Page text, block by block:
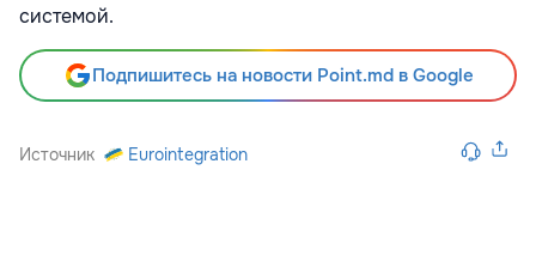
системой.
Подпишитесь на новости Point.md в Google
Источник Eurointegration